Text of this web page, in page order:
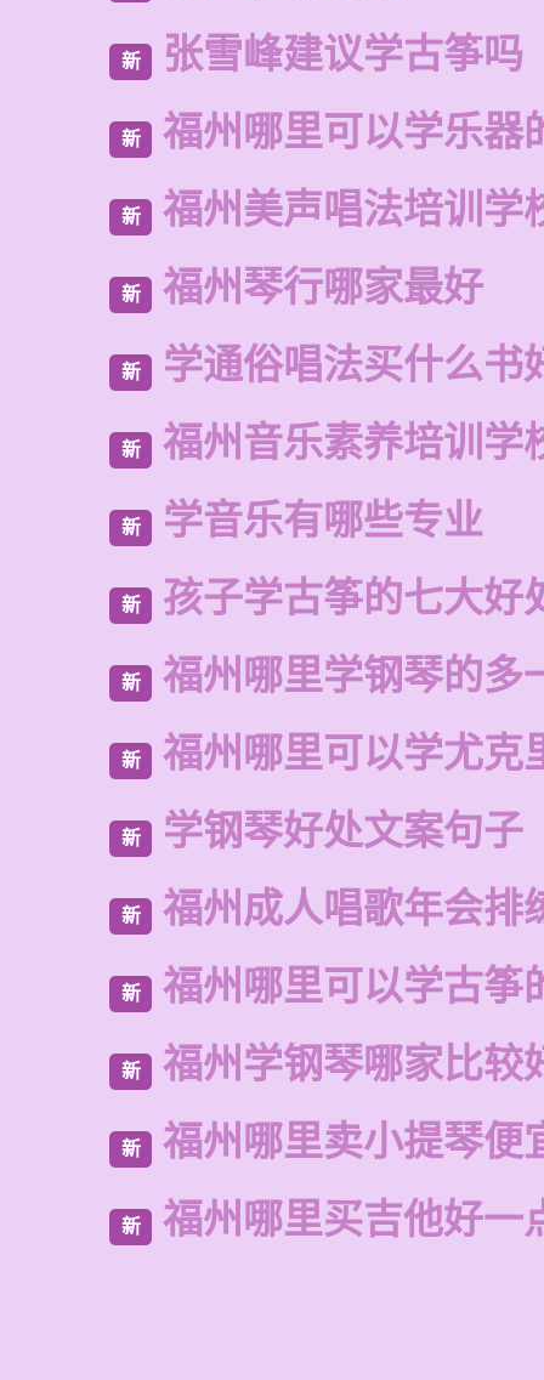
新 张雪峰建议学古筝吗
新 福州哪里可以学乐器
新 福州美声唱法培训学
新 福州琴行哪家最好
新 学通俗唱法买什么书
新 福州音乐素养培训学
新 学音乐有哪些专业
新 孩子学古筝的七大好
新 福州哪里学钢琴的多
新 福州哪里可以学尤克
新 学钢琴好处文案句子
新 福州成人唱歌年会排
新 福州哪里可以学古筝
新 福州学钢琴哪家比较
新 福州哪里卖小提琴便
新 福州哪里买吉他好一